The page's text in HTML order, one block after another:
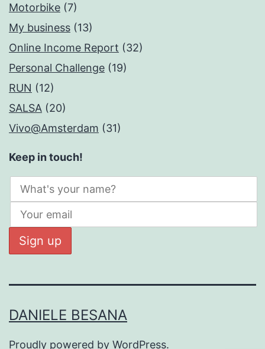
Motorbike (7)
My business (13)
Online Income Report (32)
Personal Challenge (19)
RUN (12)
SALSA (20)
Vivo@Amsterdam (31)
Keep in touch!
DANIELE BESANA
Proudly powered by WordPress.